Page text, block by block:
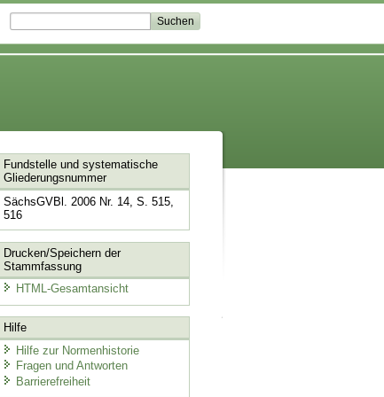
Fundstelle und systematische
Gliederungsnummer
SächsGVBl. 2006 Nr. 14, S. 515,
516
Drucken/Speichern der
Stammfassung
HTML-Gesamtansicht
Hilfe
Hilfe zur Normenhistorie
Fragen und Antworten
Barrierefreiheit